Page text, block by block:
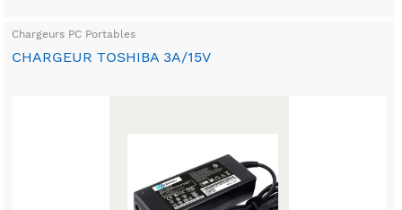
Chargeurs PC Portables
CHARGEUR TOSHIBA 3A/15V